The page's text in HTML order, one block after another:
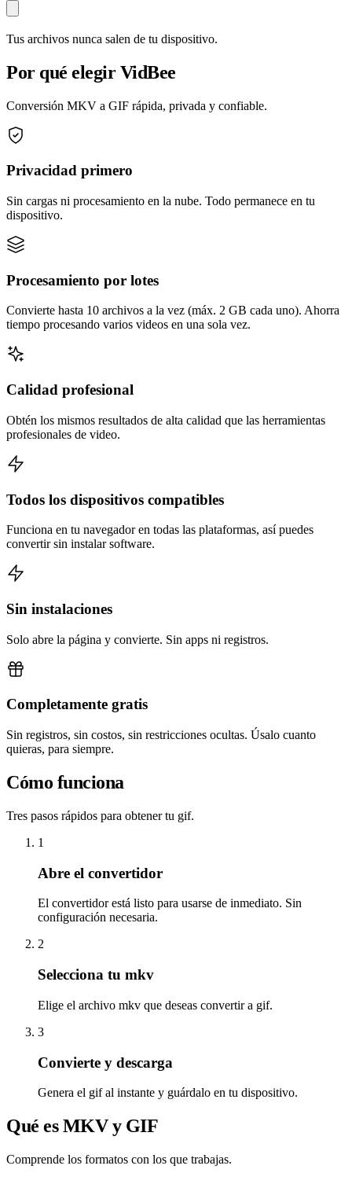
Tus archivos nunca salen de tu dispositivo.
Por qué elegir VidBee
Conversión MKV a GIF rápida, privada y confiable.
Privacidad primero
Sin cargas ni procesamiento en la nube. Todo permanece en tu
dispositivo.
Procesamiento por lotes
Convierte hasta 10 archivos a la vez (máx. 2 GB cada uno). Ahorra
tiempo procesando varios videos en una sola vez.
Calidad profesional
Obtén los mismos resultados de alta calidad que las herramientas
profesionales de video.
Todos los dispositivos compatibles
Funciona en tu navegador en todas las plataformas, así puedes
convertir sin instalar software.
Sin instalaciones
Solo abre la página y convierte. Sin apps ni registros.
Completamente gratis
Sin registros, sin costos, sin restricciones ocultas. Úsalo cuanto
quieras, para siempre.
Cómo funciona
Tres pasos rápidos para obtener tu gif.
1
Abre el convertidor
El convertidor está listo para usarse de inmediato. Sin
configuración necesaria.
2
Selecciona tu mkv
Elige el archivo mkv que deseas convertir a gif.
3
Convierte y descarga
Genera el gif al instante y guárdalo en tu dispositivo.
Qué es MKV y GIF
Comprende los formatos con los que trabajas.